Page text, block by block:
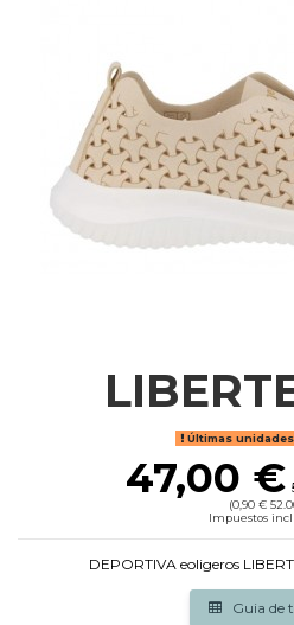
Últimas
47,00 €
(0,90 €
Impuestos
DEPORTIVA eoligeros
Guia de